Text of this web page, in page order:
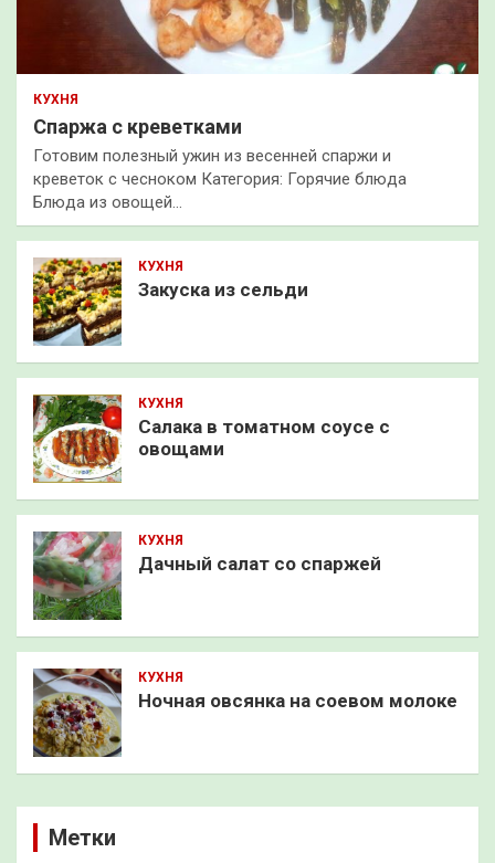
КУХНЯ
Спаржа с креветками
Готовим полезный ужин из весенней спаржи и
креветок с чесноком Категория: Горячие блюда
Блюда из овощей…
КУХНЯ
Закуска из сельди
КУХНЯ
Салака в томатном соусе с
овощами
КУХНЯ
Дачный салат со спаржей
КУХНЯ
Ночная овсянка на соевом молоке
Метки